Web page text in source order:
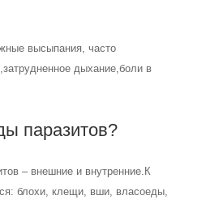
высыпания, часто
дыхание,боли в
паразитов?
– внешние и внутренние.К
блохи, клещи, вши, власоеды,